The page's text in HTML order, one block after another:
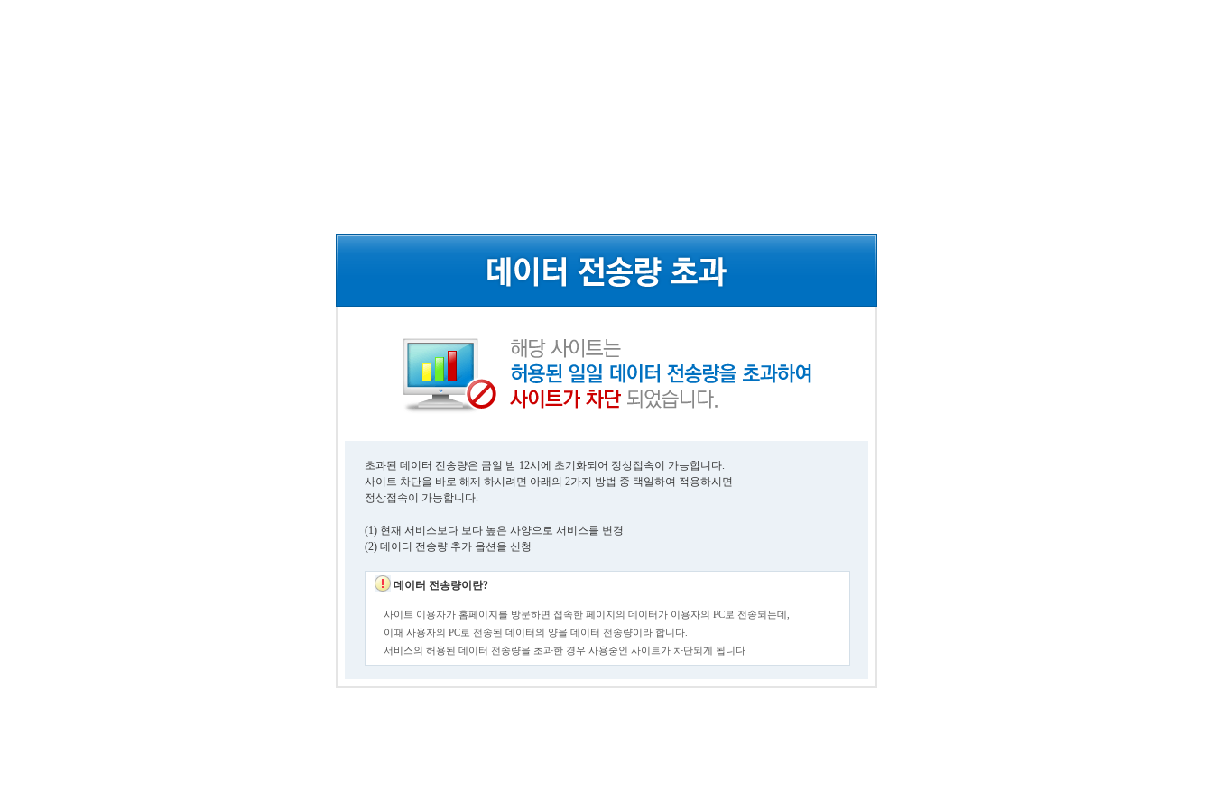
초과된 데이터 전송량은 금일 밤 12시에 초기화되어 정상접속이 가능합니다.
사이트 차단을 바로 해제 하시려면 아래의 2가지 방법 중 택일하여 적용하시면
정상접속이 가능합니다.
(1) 현재 서비스보다 보다 높은 사양으로 서비스를 변경
(2) 데이터 전송량 추가 옵션을 신청
데이터 전송량이란?
사이트 이용자가 홈페이지를 방문하면 접속한 페이지의 데이터가 이용자의 PC로 전송되는데,
이때 사용자의 PC로 전송된 데이터의 양을 데이터 전송량이라 합니다.
서비스의 허용된 데이터 전송량을 초과한 경우 사용중인 사이트가 차단되게 됩니다